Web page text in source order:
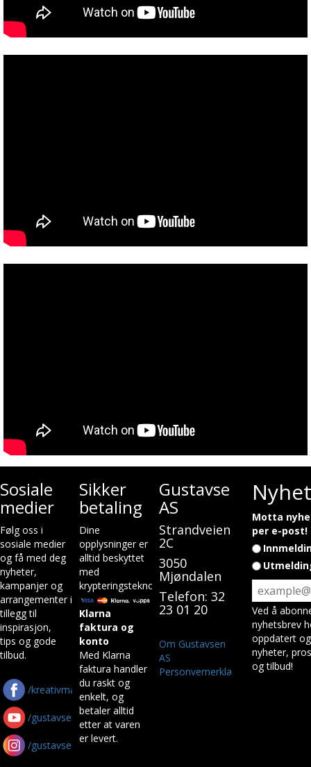
Sosiale
medier
Følg oss i
sosiale medier
og få med deg
nyheter,
kampanjer og
arrangementer i
tillegg til
inspirasjon,
tips og gode
tilbud.
/kreativmaskin
/gustavsenas
/gustavsen_as
Sikker
betaling
Dine
opplysninger er
alltid beskyttet
med
krypteringsteknologi.
Klarna
faktura og
konto
Med Klarna
faktura handler
du raskt og
enkelt, og
betaler alltid
etter at varen
er levert.
Gustavsen
AS
Strandveien
2C
3050
Mjøndalen
Telefon: 32
23 01 20
Om Gustavsen
AS
Personvernerklæring
Motta
per e-post!
Ved å
nyhetsbrev
oppdatert
nyheter,
og tilbud!